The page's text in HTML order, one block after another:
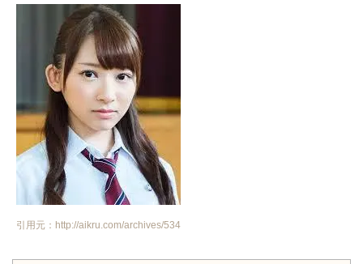
引用元：http://aikru.com/archives/534